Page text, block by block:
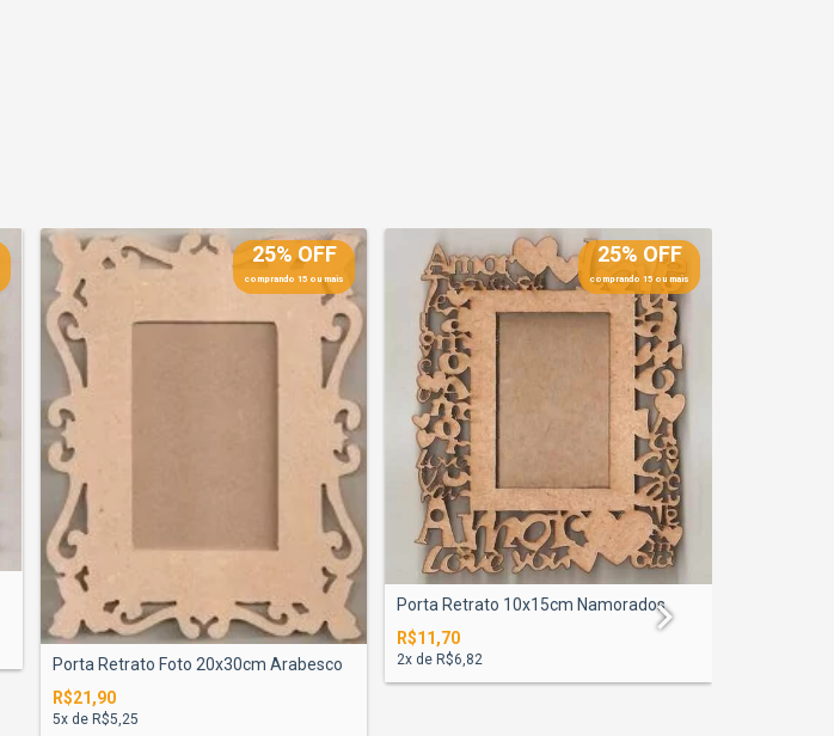
25% OFF
comprando 15 ou mais
Porta Retrato Foto 20x30cm Arabesco
R$21,90
5x de R$5,25
25% OFF
comprando 15 ou mais
Porta Retrato 10x15cm Namorados
R$11,70
2x de R$6,82